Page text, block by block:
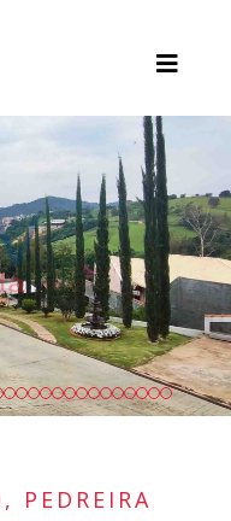
PEDREIRA